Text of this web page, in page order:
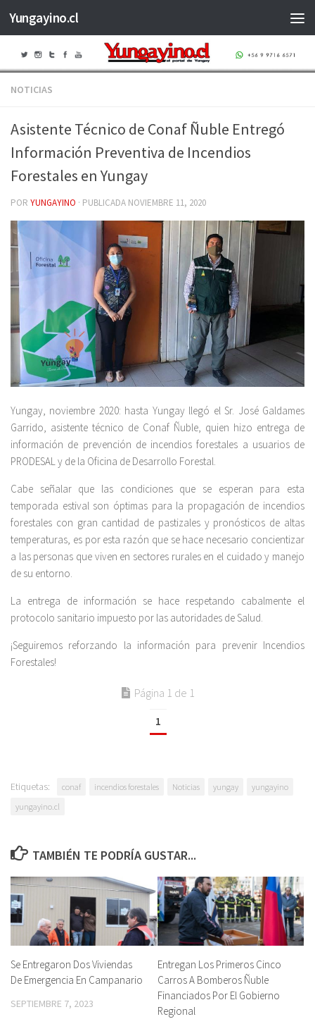
Saltar al contenido
Yungayino.cl
NOTICIAS
Asistente Técnico de Conaf Ñuble Entregó
Información Preventiva de Incendios
Forestales en Yungay
POR YUNGAYINO · PUBLICADA NOVIEMBRE 11, 2020
Yungay, noviembre 2020: hasta Yungay llegó el Sr. José Galdames
Garrido, asistente técnico de Conaf Ñuble, quien hizo entrega de
información de prevención de incendios forestales a usuarios de
PRODESAL y de la Oficina de Desarrollo Forestal.
Cabe señalar que las condiciones que se esperan para esta
temporada estival son óptimas para la propagación de incendios
forestales con gran cantidad de pastizales y pronósticos de altas
temperaturas, es por esta razón que se hace necesario concientizar
a las personas que viven en sectores rurales en el cuidado y manejo
de su entorno.
La entrega de información se hace respetando cabalmente el
protocolo sanitario impuesto por las autoridades de Salud.
¡Seguiremos reforzando la información para prevenir Incendios
Forestales!
Página 1 de 1
1
Etiquetas: conaf incendios forestales Noticias yungay
yungayino
yungayino.cl
TAMBIÉN TE PODRÍA GUSTAR...
Se Entregaron Dos Viviendas
De Emergencia En Campanario
SEPTIEMBRE 7, 2023
Entregan Los Primeros Cinco
Carros A Bomberos Ñuble
Financiados Por El Gobierno
Regional